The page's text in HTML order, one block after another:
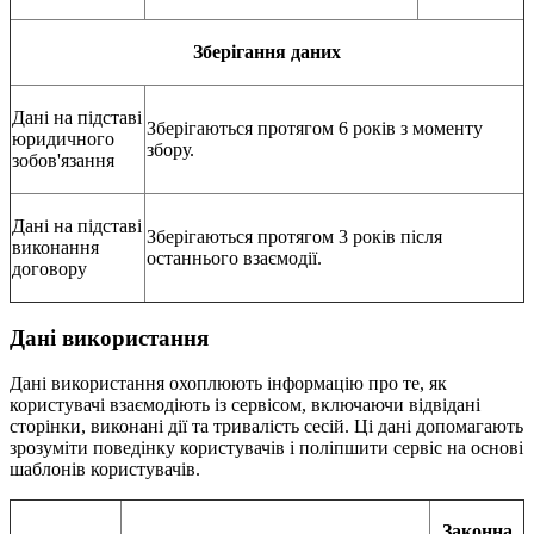
Зберігання даних
Дані на підставі
юридичного
зобов'язання
Зберігаються протягом 6 років з моменту
збору.
Дані на підставі
виконання
договору
Зберігаються протягом 3 років після
останнього взаємодії.
Дані використання
Дані використання охоплюють інформацію про те, як
користувачі взаємодіють із сервісом, включаючи відвідані
сторінки, виконані дії та тривалість сесій. Ці дані допомагають
зрозуміти поведінку користувачів і поліпшити сервіс на основі
шаблонів користувачів.